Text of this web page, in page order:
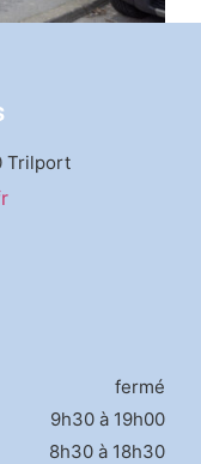
Trilport
fermé
9h30 à 19h00
8h30 à 18h30